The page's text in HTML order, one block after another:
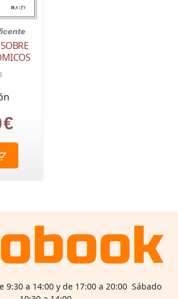
€
9:30 a 14:00 y de 17:00 a 20:00 Sábado